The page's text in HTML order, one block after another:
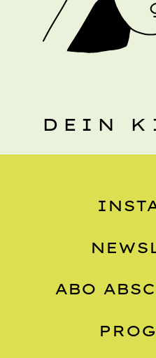
DEIN
ABO